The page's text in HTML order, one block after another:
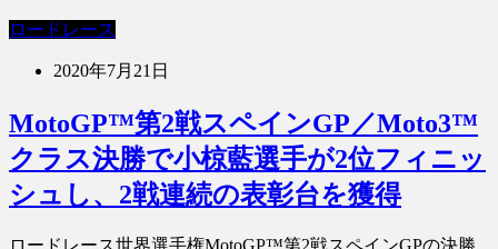
ロードレース
2020年7月21日
MotoGP™第2戦スペインGP／Moto3™
クラス決勝で小椋藍選手が2位フィニッ
シュし、2戦連続の表彰台を獲得
ロードレース世界選手権MotoGP™第2戦スペインGPの決勝